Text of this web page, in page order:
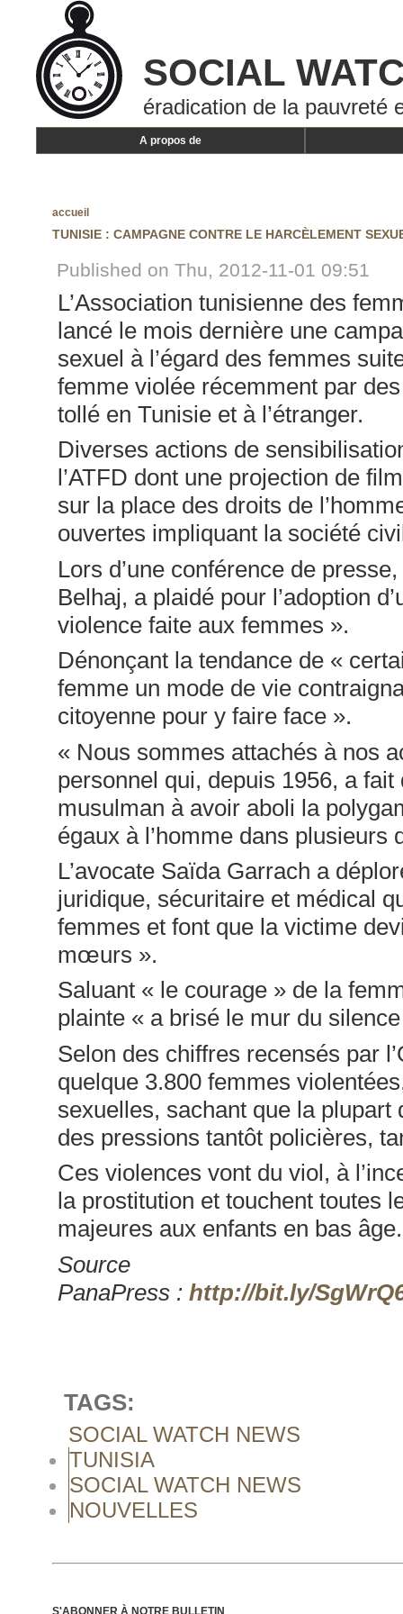
SOCIAL
éradication de la pauvreté
A propos de
accueil
TUNISIE : CAMPAGNE CONTRE LE HARCÈLEMENT
Published on Thu, 2012-11-01 09:51
L’Association tunisienne des
lancé le mois dernière une
sexuel à l’égard des femmes
femme violée récemment par
tollé en Tunisie et à l’étranger.
Diverses actions de
l’ATFD dont une projection de
sur la place des droits de
ouvertes impliquant la société
Lors d’une conférence de
Belhaj, a plaidé pour l’adoption
violence faite aux femmes ».
Dénonçant la tendance de «
femme un mode de vie
citoyenne pour y faire face ».
« Nous sommes attachés à nos
personnel qui, depuis 1956, a
musulman à avoir aboli la
égaux à l’homme dans
L’avocate Saïda Garrach a
juridique, sécuritaire et médical
femmes et font que la victime
mœurs ».
Saluant « le courage » de la
plainte « a brisé le mur du
Selon des chiffres recensés par
quelque 3.800 femmes
sexuelles, sachant que la
des pressions tantôt policières,
Ces violences vont du viol, à
la prostitution et touchent toutes
majeures aux enfants en bas âge.
Source
PanaPress : http://bit.ly/
TAGS:
SOCIAL WATCH NEWS
TUNISIA
SOCIAL WATCH NEWS
NOUVELLES
S'ABONNER À NOTRE BULLETIN